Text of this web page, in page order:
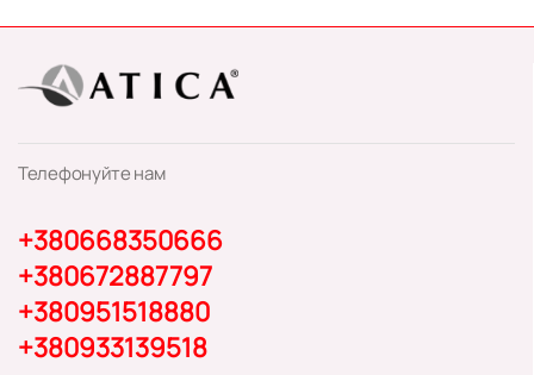
Телефонуйте нам
+380668350666
+380672887797
+380951518880
+380933139518